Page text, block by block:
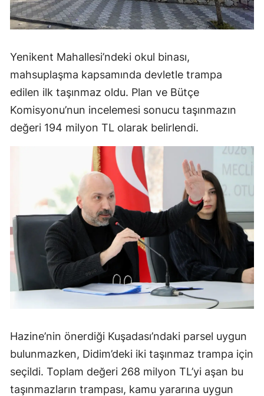
Yenikent Mahallesi’ndeki okul binası,
mahsuplaşma kapsamında devletle trampa
edilen ilk taşınmaz oldu. Plan ve Bütçe
Komisyonu’nun incelemesi sonucu taşınmazın
değeri 194 milyon TL olarak belirlendi.
Hazine’nin önerdiği Kuşadası’ndaki parsel uygun
bulunmazken, Didim’deki iki taşınmaz trampa için
seçildi. Toplam değeri 268 milyon TL’yi aşan bu
taşınmazların trampası, kamu yararına uygun